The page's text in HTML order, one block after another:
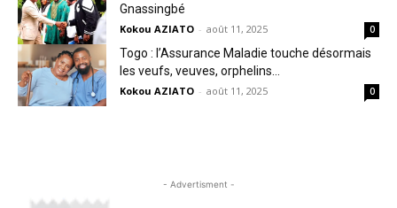
Gnassingbé
Kokou AZIATO - août 11, 2025 0
Togo : l’Assurance Maladie touche désormais
les veufs, veuves, orphelins…
Kokou AZIATO - août 11, 2025 0
- Advertisment -